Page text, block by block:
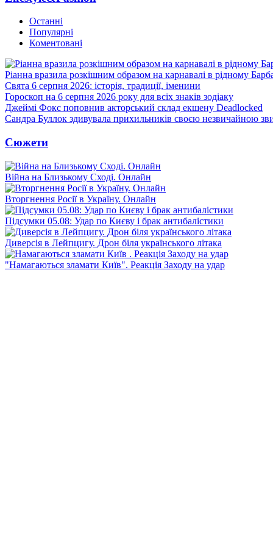
Останні
Популярні
Коментовані
Ріанна вразила розкішним образом на карнавалі в рідному
Свята 6 серпня 2026: історія, традиції, іменини
Гороскоп на 6 серпня 2026 року для всіх знаків зодіаку
Джеймі Фокс поповнив акторський склад екшену Deadlocked
Сандра Буллок здивувала прихильників своєю незвичайною
Сюжети
Війна на Близькому Сході. Онлайн
Вторгнення Росії в Україну. Онлайн
Підсумки 05.08: Удар по Києву і брак антибалістики
Диверсія в Лейпцигу. Дрон біля українського літака
"Намагаються зламати Київ". Реакція Заходу на удар